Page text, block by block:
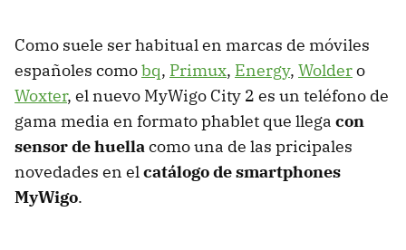
Como suele ser habitual en marcas de móviles
españoles comobq, Primux, Energy, Woldero
Woxter, el nuevo MyWigo City 2 es un teléfono de
gama media en formato phablet que llega con
sensor de huellacomo una de las pricipales
novedades en elcatálogo de smartphones
MyWigo.